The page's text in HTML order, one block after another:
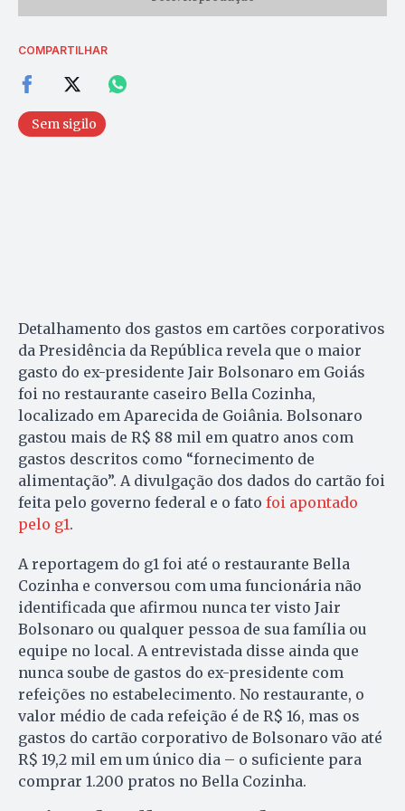
COMPARTILHAR
Sem sigilo
Detalhamento dos gastos em cartões corporativos
da Presidência da República revela que o maior
gasto do ex-presidente Jair Bolsonaro em Goiás
foi no restaurante caseiro Bella Cozinha,
localizado em Aparecida de Goiânia. Bolsonaro
gastou mais de R$ 88 mil em quatro anos com
gastos descritos como “fornecimento de
alimentação”. A divulgação dos dados do cartão foi
feita pelo governo federal e o fato foi apontado
pelo g1.
A reportagem do g1 foi até o restaurante Bella
Cozinha e conversou com uma funcionária não
identificada que afirmou nunca ter visto Jair
Bolsonaro ou qualquer pessoa de sua família ou
equipe no local. A entrevistada disse ainda que
nunca soube de gastos do ex-presidente com
refeições no estabelecimento. No restaurante, o
valor médio de cada refeição é de R$ 16, mas os
gastos do cartão corporativo de Bolsonaro vão até
R$ 19,2 mil em um único dia – o suficiente para
comprar 1.200 pratos no Bella Cozinha.